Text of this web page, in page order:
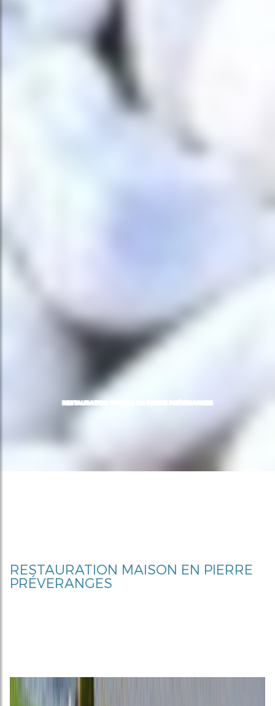
RESTAURATION MAISON EN PIERRE PRÉVERANGES
RESTAURATION MAISON EN PIERRE
PRÉVERANGES